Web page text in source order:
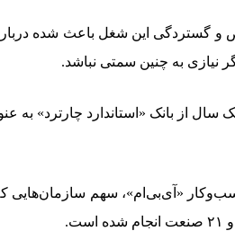
گستردگی این شغل باعث شده درباره
نیازی به چنین سمتی نباشد.
سال از بانک «استاندارد چارترد»